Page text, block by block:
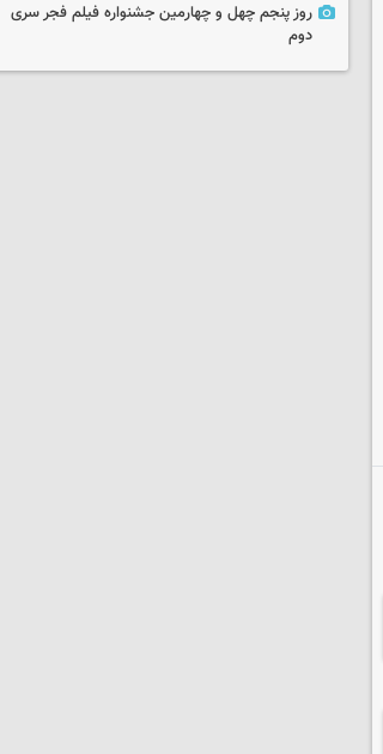
روز پنجم چهل و چهارمین جشنواره فیلم فجر سری
دوم